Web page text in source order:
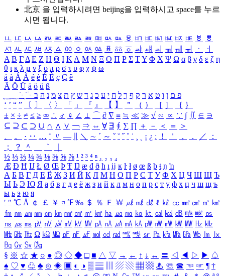
北京 을 입력하시려면 beijing을 입력하시고 space를 누르
시면 됩니다.
ㅥ ㅦ ㅧ ㅨ ㅩ ㅪ ㅫ ㅬ ㅭ ㅮ ㅯ ㅰ ㅱ ㅲ ㅳ ㅴ ㅵ ㅶ ㅷ ㅸ
ㅹ
ㅺ ㅻ ㅼ ㅽ ㅾ ㅿ ㆀ ㆁ ㆂ ㆃ ㆄ ㆅ ㆆ ㆇ ㆈ ㆉ ㆊ ㆋ ㆌ ㆍ
ㆎ
Α Β ΓΔ Ε Ζ Η Θ Ι ΚΛ Μ Ν Ξ Ο Π Ρ Σ ΤΥ Φ Χ Ψ Ω α β γ δ ε ζ η
θ ι κ λ μ ν ξ ο π ρ σ τ υ φ χ ψ ω
á à Á À é è É È ç Ç ê
Ä Ö Ü ä ö ü ß
ִֶֹ ֻּ ׁׂ פ ם ן ו ט א ר ק ף ך ל ח י ע כ ג ד ש ץ ת צ מ נ ה ב
‘ ’ “ ” 〔 〕 〈 〉 「 」 『 』 【 】 ＂ （ ） ［ ］ ｛ ｝
± × ÷ ≠ ≤ ≥ ∞ ∴ ♂ ♀ ∠ ⊥ ⌒ ∂ ∇ ≡ ≒ ≪ ≫ √ ∽ ∝ ∵ ∫ ∬ ∈ ∋
⊆ ⊇ ⊂ ⊃ ∪ ∩ ∧ ∨ ￢ ⇒ ⇔ ∀ ∃ ∮ ∑ ∏ ＋ － ＜ ＝
＞
、
。 · ‥ … ¨ 〃 ― ＼ ∼ ´ ～ ˇ ˘ ˝ ˚ ˙ ¸ ¡ ¿ ː ！ ＇ ， ． ／
：
；
？ ＾ ｀
½ ⅓ ⅔ ¼ ¾ ⅛ ⅜ ⅝ ⅞ ¹ ² ³ ⁴ ⁿ ₁ ₂ ₃ ₄
Æ Ð Ħ Ĳ Ł Ø Œ Þ Ŧ Ŋ æ đ ð ħ ı ĳ ĸ ŀ ł ø œ ß þ ŧ ŋ ŉ
А Б В Г Д Е Ё Ж З И Й К Л М Н О П Р С Т У Ф Х Ц Ч Ш Щ Ъ
Ы Ь Э Ю Я а б в г д е ё ж з и й к л м н о п р с т у ф х ц ч ш щ ъ
ы ь э ю я
′ ″ ℃ Å ￠ ￡ ￥ ¤ ℉ ‰ ＄ ％ Ｆ ￦ ㎕ ㎖ ㎗ ℓ ㎘ ㏄ ㎣ ㎤ ㎥ ㎦
㎙ ㎚ ㎛ ㎜ ㎝ ㎞ ㎟ ㎠ ㎡ ㎢ ㏊ ㎍ ㎎ ㎏ ㏏ ㎈ ㎉ ㏈ ㎧ ㎨ ㎰
㎱ ㎲ ㎳ ㎴ ㎵ ㎶ ㎷ ㎸ ㎹ ㎀ ㎁ ㎂ ㎃ ㎄ ㎺ ㎻ ㎽ ㎾ ㎿ ㎐ ㎑
㎒ ㎓ ㎔ Ω ㏀ ㏁ ㎊ ㎋ ㎌ ㏖ ㏅ ㎭ ㎮ ㎯ ㏛ ㎩ ㎪ ㎫ ㎬ ㏝ ㏐
㏓
㏃ ㏉ ㏜ ㏆
§ ※ ☆ ★ ○ ● ◎ ◇ ◆ □ ■ △ ▽ → ← ↑ ↓ ↔ 〓 ◁ ◀ ▷ ▶ ♤
♠ ♡ ♥ ♧ ♣ ⊙ ◈ ▣ ◐ ◑ ▒ ▤ ▨ ▧ ▦ ▩ ♨ ☏ ☎ ☜ ☞ ¶ †